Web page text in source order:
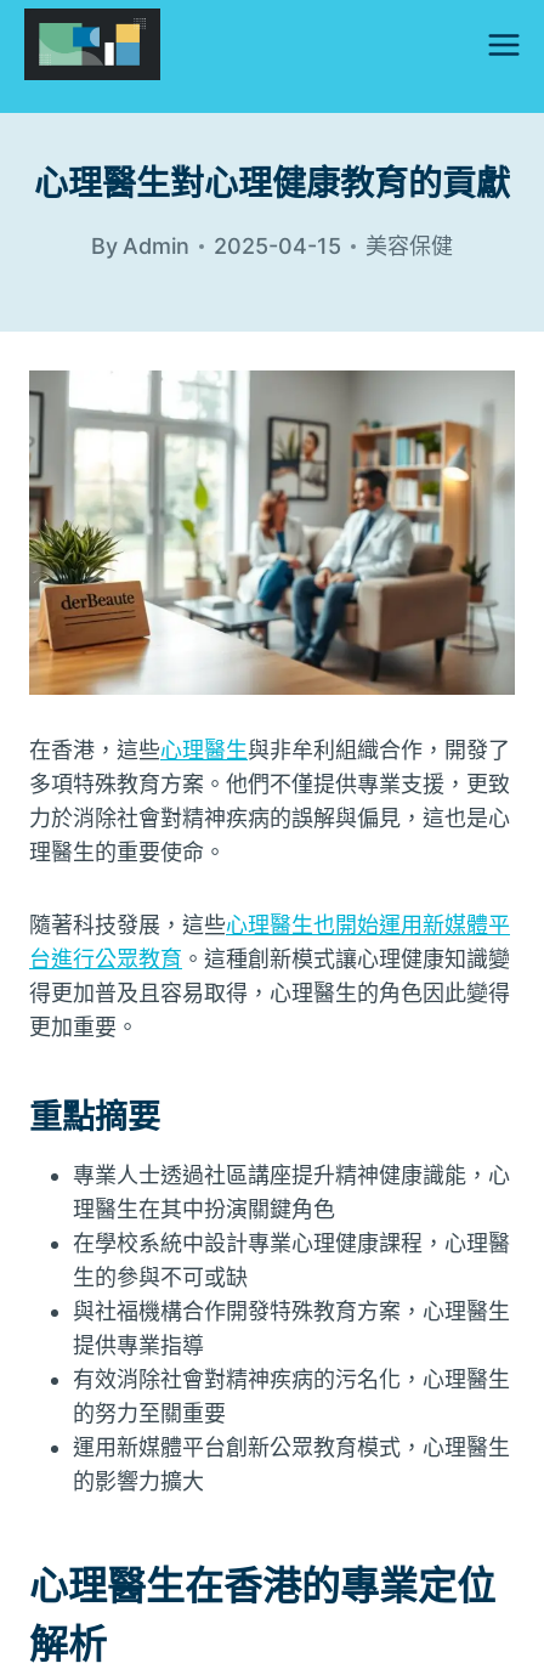
Skip
content
心理醫生對心理健康教育的貢獻
By Admin 2025-04-15 美容保健
在香港，這些心理醫生與非牟利組織合作，開發了
多項特殊教育方案。他們不僅提供專業支援，更致
力於消除社會對精神疾病的誤解與偏見，這也是心
理醫生的重要使命。
隨著科技發展，這些心理醫生也開始運用新媒體平
台進行公眾教育 。這種創新模式讓心理健康知識變
得更加普及且容易取得，心理醫生的角色因此變得
更加重要。
重點摘要
專業人士透過社區講座提升精神健康識能，心
理醫生在其中扮演關鍵角色
在學校系統中設計專業心理健康課程，心理醫
生的參與不可或缺
與社福機構合作開發特殊教育方案，心理醫生
提供專業指導
有效消除社會對精神疾病的污名化，心理醫生
的努力至關重要
運用新媒體平台創新公眾教育模式，心理醫生
的影響力擴大
心理醫生在香港的專業定位
解析